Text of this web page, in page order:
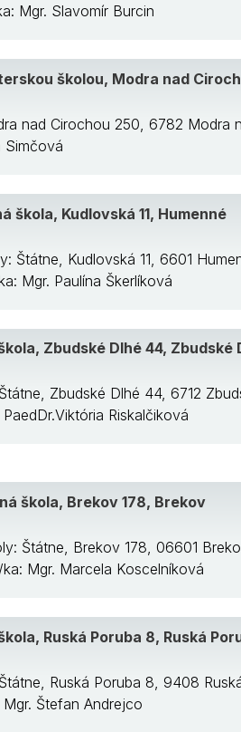
Mgr. Slavomír Burcin
školou, Modra nad
nad Cirochou 250, 6782 Modra
Simčová
škola, Kudlovská 11, Humenné
Štátne, Kudlovská 11, 6601
Mgr. Paulína Škerlíková
Zbudské Dlhé 44, Zbudské
Zbudské Dlhé 44, 6712
Riskalčiková
škola, Brekov 178, Brekov
Štátne, Brekov 178, 06601
ka: Mgr. Marcela Koscelníková
Ruská Poruba 8, Ruská
Ruská Poruba 8, 9408
Štefan Andrejco